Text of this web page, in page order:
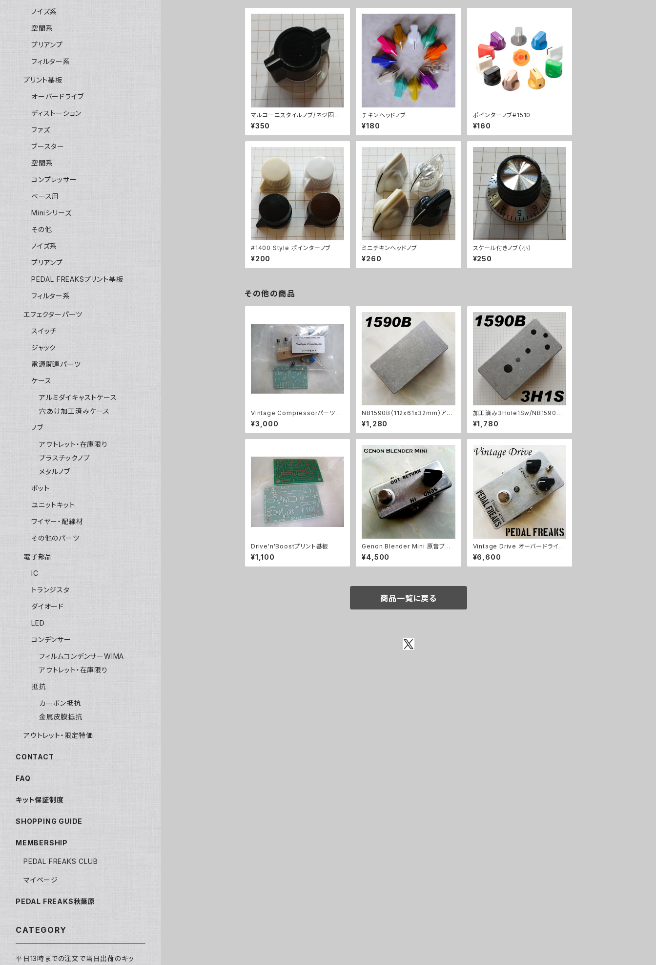
マルコーニスタイルノブ/ネジ固定
式
¥350
チキンヘッドノブ
¥180
ポインターノブ#1510
¥160
#1400 Style ポインターノブ
¥200
ミニチキンヘッドノブ
¥260
スケール付きノブ（小）
¥250
その他の商品
Vintage Compressorパーツセ
ット
¥3,000
NB1590B（112x61x32mm）アル
ミダイキャストケース
¥1,280
加工済み3Hole1Sw/NB1590B
（112x61x32mm）アルミダイキャ
ストケース
¥1,780
Drive'n'Boostプリント基板
¥1,100
Genon Blender Mini 原音ブレ
ンドキット【BASIC KIT】
¥4,500
Vintage Drive オーバードライブ
キット【PEDAL FREAKS】
¥6,600
商品一覧に戻る
ノイズ系
空間系
プリアンプ
フィルター系
プリント基板
オーバードライブ
ディストーション
ファズ
ブースター
空間系
コンプレッサー
ベース用
Miniシリーズ
その他
ノイズ系
プリアンプ
PEDAL FREAKSプリント基板
フィルター系
エフェクターパーツ
スイッチ
ジャック
電源関連パーツ
ケース
アルミダイキャストケース
穴あけ加工済みケース
ノブ
アウトレット・在庫限り
プラスチックノブ
メタルノブ
ポット
ユニットキット
ワイヤー・配線材
その他のパーツ
電子部品
IC
トランジスタ
ダイオード
LED
コンデンサー
フィルムコンデンサーWIMA
アウトレット・在庫限り
抵抗
カーボン抵抗
金属皮膜抵抗
アウトレット・限定特価
CONTACT
FAQ
キット保証制度
SHOPPING GUIDE
MEMBERSHIP
PEDAL FREAKS CLUB
マイページ
PEDAL FREAKS秋葉原
CATEGORY
平日13時までの注文で当日出荷のキッ